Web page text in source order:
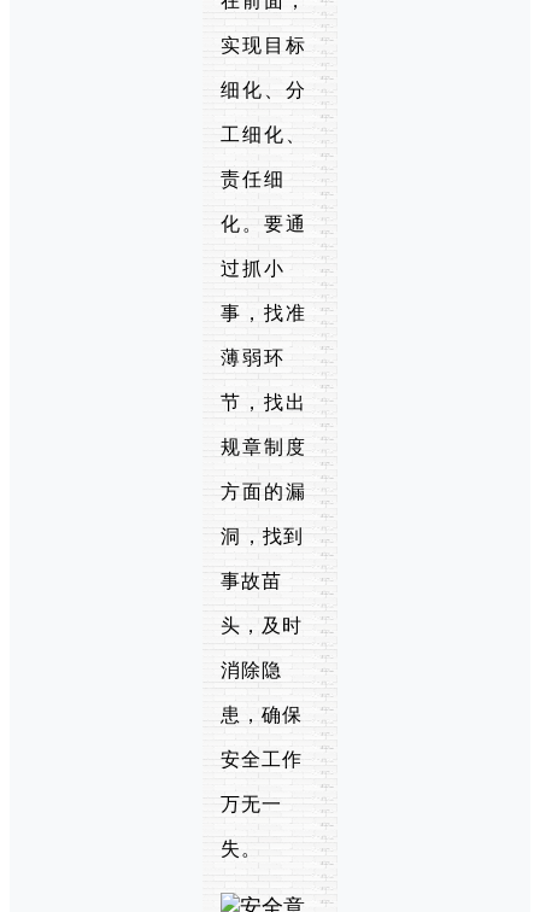
实现目标
细化、分
工细化、
责任细
化。要通
过抓小
事，找准
薄弱环
节，找出
规章制度
方面的漏
洞，找到
事故苗
头，及时
消除隐
患，确保
安全工作
万无一
失。